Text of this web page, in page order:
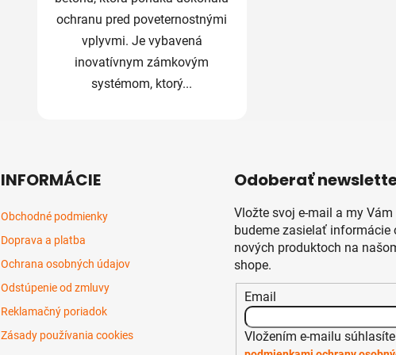
ochranu pred poveternostnými
vplyvmi. Je vybavená
inovatívnym zámkovým
systémom, ktorý...
INFORMÁCIE
Obchodné podmienky
Doprava a platba
Ochrana osobných údajov
Odstúpenie od zmluvy
Reklamačný poriadok
Zásady používania cookies
Odoberať
Vložte svoj e-mail a my Vám
budeme zasielať informácie
nových produktoch na
shope.
Email
Vložením e-mailu